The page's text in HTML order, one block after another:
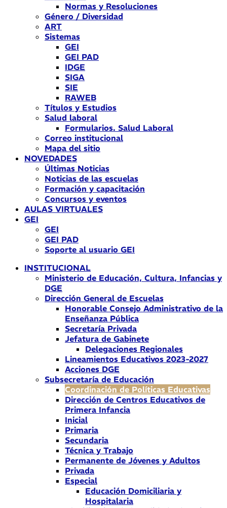
Normas y Resoluciones
Género / Diversidad
ART
Sistemas
GEI
GEI PAD
IDGE
SIGA
SIE
RAWEB
Títulos y Estudios
Salud laboral
Formularios. Salud Laboral
Correo institucional
Mapa del sitio
NOVEDADES
Últimas Noticias
Noticias de las escuelas
Formación y capacitación
Concursos y eventos
AULAS VIRTUALES
GEI
GEI
GEI PAD
Soporte al usuario GEI
INSTITUCIONAL
Ministerio de Educación, Cultura, Infancias y
DGE
Dirección General de Escuelas
Honorable Consejo Administrativo de la
Enseñanza Pública
Secretaría Privada
Jefatura de Gabinete
Delegaciones Regionales
Lineamientos Educativos 2023-2027
Acciones DGE
Subsecretaría de Educación
Coordinación de Políticas Educativas
Dirección de Centros Educativos de
Primera Infancia
Inicial
Primaria
Secundaria
Técnica y Trabajo
Permanente de Jóvenes y Adultos
Privada
Especial
Educación Domiciliaria y
Hospitalaria